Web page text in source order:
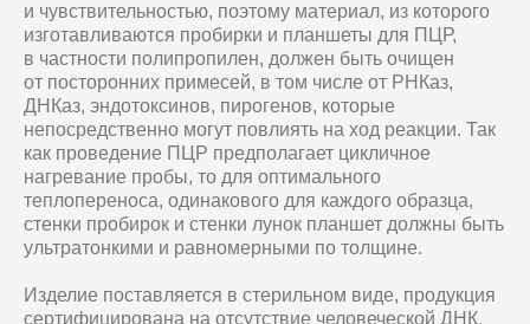
и чувствительностью, поэтому материал, из которого
изготавливаются пробирки и планшеты для ПЦР,
в частности полипропилен, должен быть очищен
от посторонних примесей, в том числе от РНКаз,
ДНКаз, эндотоксинов, пирогенов, которые
непосредственно могут повлиять на ход реакции. Так
как проведение ПЦР предполагает цикличное
нагревание пробы, то для оптимального
теплопереноса, одинакового для каждого образца,
стенки пробирок и стенки лунок планшет должны быть
ультратонкими и равномерными по толщине.
Изделие поставляется в стерильном виде, продукция
сертифицирована на отсутствие человеческой ДНК,